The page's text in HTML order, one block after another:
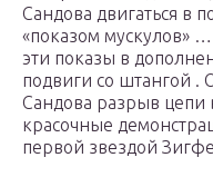
Сандова двигаться в
«показом мускулов»
эти показы в
подвиги со штангой .
Сандова разрыв цепи
красочные
первой звездой